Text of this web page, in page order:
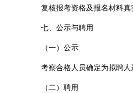
复核报考资格及报名材料
七、公示与聘用
（一）公示
考察合格人员确定为拟聘人
（二）聘用